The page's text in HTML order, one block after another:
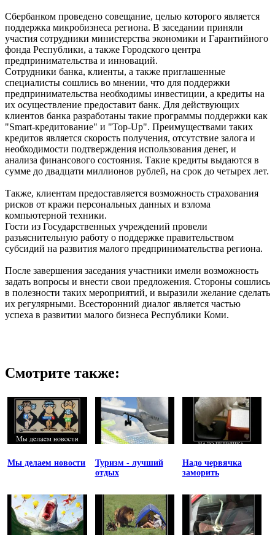
Сбербанком проведено совещание, целью которого является
поддержка микробизнеса региона. В заседании приняли
участия сотрудники министерства экономики и Гарантийного
фонда Республики, а также Городского центра
предпринимательства и инноваций.
Сотрудники банка, клиенты, а также приглашенные
специалисты сошлись во мнении, что для поддержки
предпринимательства необходимы инвестиции, а кредиты на
их осуществление предоставит банк. Для действующих
клиентов банка разработаны такие программы поддержки как
"Smart-кредитование" и "Top-Up". Преимуществами таких
кредитов является скорость получения, отсутствие залога и
необходимости подтверждения использования денег, и
анализа финансового состояния. Такие кредиты выдаются в
сумме до двадцати миллионов рублей, на срок до четырех лет.
Также, клиентам предоставляется возможность страхования
рисков от кражи персональных данных и взлома
компьютерной техники.
Гости из Государственных учреждений провели
разъяснительную работу о поддержке правительством
субсидий на развития малого предпринимательства региона.
После завершения заседания участники имели возможность
задать вопросы и внести свои предложения. Стороны сошлись
в полезности таких мероприятий, и выразили желание сделать
их регулярными. Всесторонний диалог является частью
успеха в развитии малого бизнеса Республики Коми.
Смотрите также:
Мы делаем новости
Туризм - лучший
отдых
Надо червячка
заморить